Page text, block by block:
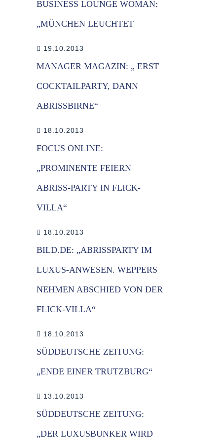
BUSINESS LOUNGE WOMAN:
„MÜNCHEN LEUCHTET
19.10.2013
MANAGER MAGAZIN: „ ERST
COCKTAILPARTY, DANN
ABRISSBIRNE“
18.10.2013
FOCUS ONLINE:
„PROMINENTE FEIERN
ABRISS-PARTY IN FLICK-
VILLA“
18.10.2013
BILD.DE: „ABRISSPARTY IM
LUXUS-ANWESEN. WEPPERS
NEHMEN ABSCHIED VON DER
FLICK-VILLA“
18.10.2013
SÜDDEUTSCHE ZEITUNG:
„ENDE EINER TRUTZBURG“
13.10.2013
SÜDDEUTSCHE ZEITUNG:
„DER LUXUSBUNKER WIRD